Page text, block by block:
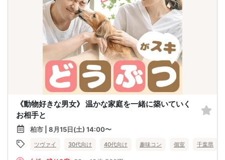
《動物好きな男女》 温かな家庭を一緒に築いていく
お相手と
柏市 | 8月15日(土) 14:00〜
ツヴァイ 30代向け 40代向け 趣味コン 個室 千葉県